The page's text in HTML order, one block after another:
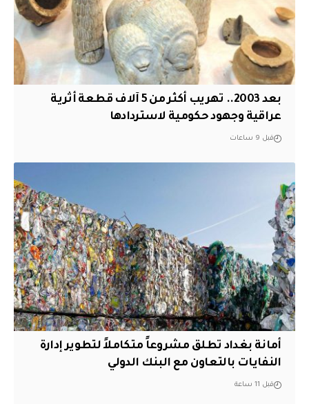
بعد 2003.. تهريب أكثر من 5 آلاف قطعة أثرية
عراقية وجهود حكومية لاستردادها
قبل 9 ساعات
أمانة بغداد تطلق مشروعاً متكاملاً لتطوير إدارة
النفايات بالتعاون مع البنك الدولي
قبل 11 ساعة